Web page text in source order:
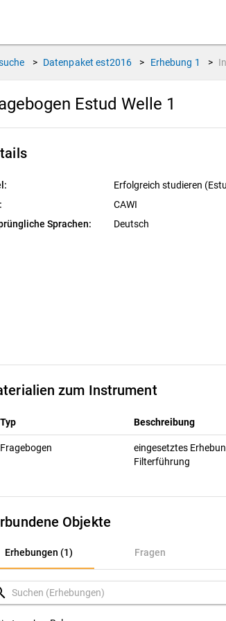
> Datenpaket est2016 > Erhebung 1 >
Estud Welle 1
Erfolgreich studieren
CAWI
Sprachen:
Deutsch
zum Instrument
Typ Beschreibung
Fragebogen
eingesetztes
Filterführung
Objekte
Erhebungen (1) Fragen
(1)